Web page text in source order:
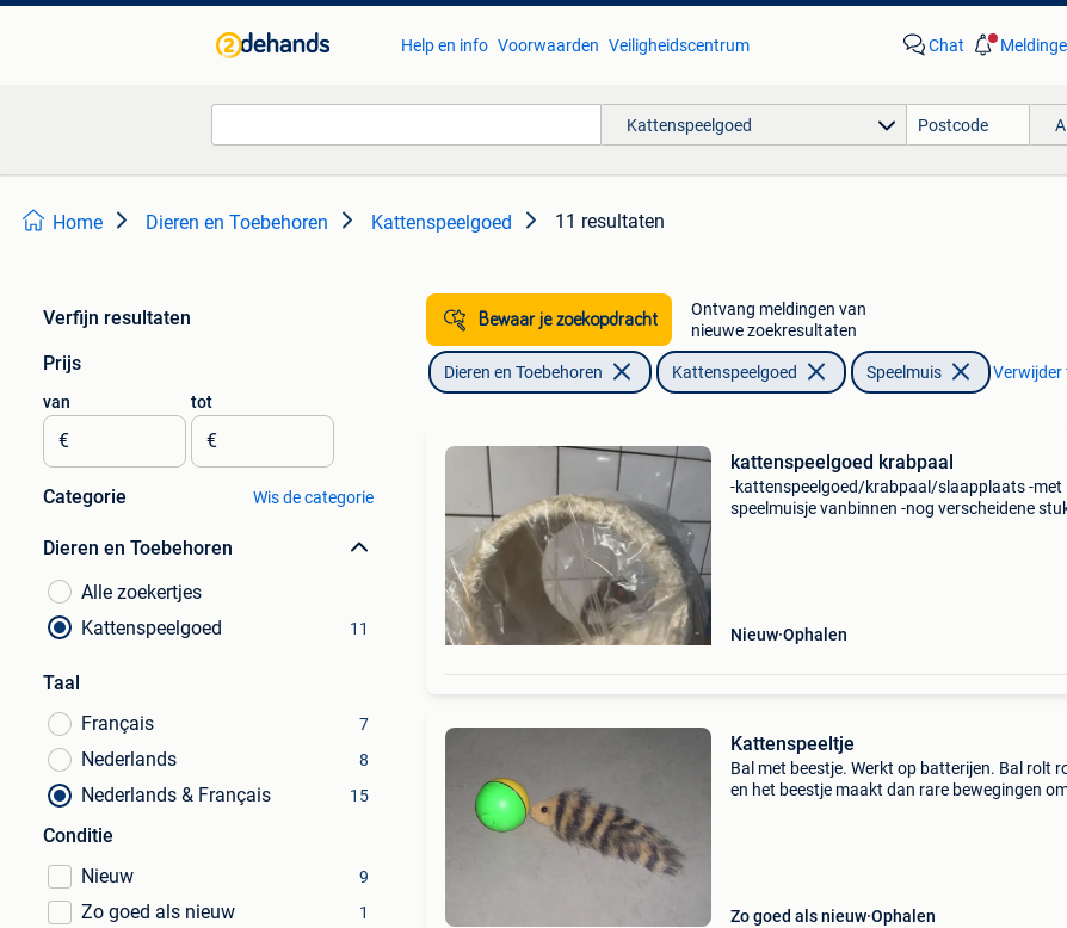
Help en info Voorwaarden Veiligheidscentrum Chat
Kattenspeelgoed
Home Dieren en Toebehoren Kattenspeelgoed 11 resultaten
Verfijn resultaten
Prijs
van
€
tot
€
Categorie Wis de categorie
Dieren en Toebehoren
Alle zoekertjes
Kattenspeelgoed
11
Taal
Français
7
Nederlands 8
Nederlands & Français 15
Conditie
Nieuw
9
Zo goed als nieuw 1
Bewaar je zoekopdracht
Ontvang meldingen van
nieuwe zoekresultaten
Dieren en Toebehoren Kattenspeelgoed Speelmuis Verwijder
kattenspeelgoed krabpaal
-kattenspeelgoed/krabpaal/slaapplaats -met
speelmuisje vanbinnen -nog verscheidene
Nieuw Ophalen
Kattenspeeltje
Bal met beestje. Werkt op batterijen. Bal rolt
en het beestje maakt dan rare bewegingen
Zo goed als nieuw Ophalen